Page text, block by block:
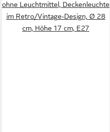
ohne Leuchtmittel, Deckenleuchte
im Retro/Vintage-Design, Ø 28
cm, Höhe 17 cm, E27